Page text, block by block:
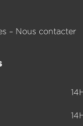
– Nous contacter